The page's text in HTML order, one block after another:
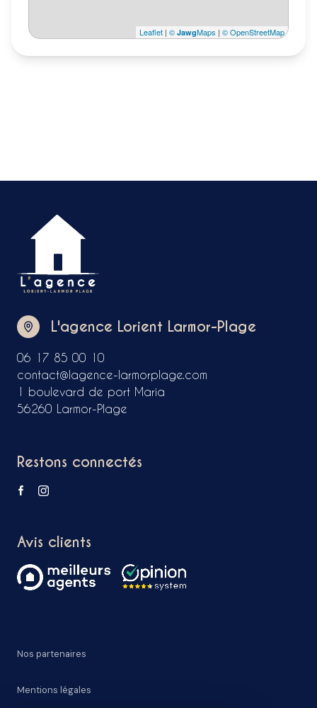
Leaflet | © JawgMaps | © OpenStreetMap
L'agence Lorient Larmor-Plage
06 17 85 00 10
contact@lagence-larmorplage.com
1 boulevard de port Maria
56260 Larmor-Plage
Restons connectés
Avis clients
Nos partenaires
Mentions légales